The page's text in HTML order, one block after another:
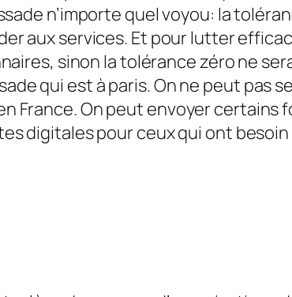
n’importe quel voyou: la
aux services. Et pour lutter
sinon la tolérance zéro ne
qui est à paris. On ne peut pas
France. On peut envoyer certains
digitales pour ceux qui ont